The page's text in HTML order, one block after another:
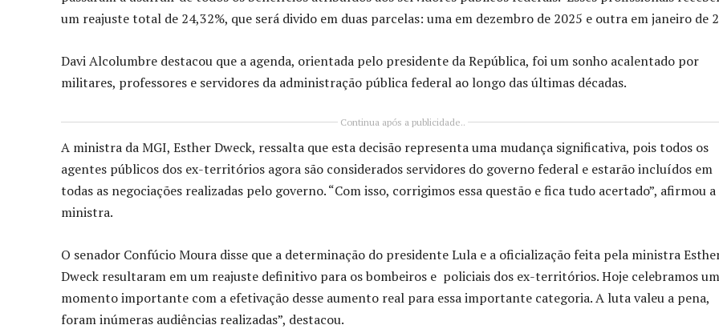
um reajuste total de 24,32%, que será divido em duas parcelas: uma em dezembro de 2025 e outra em janeiro de
Davi Alcolumbre destacou que a agenda, orientada pelo presidente da República, foi um sonho acalentado por
militares, professores e servidores da administração pública federal ao longo das últimas décadas.
Continua após a publicidade..
A ministra da MGI, Esther Dweck, ressalta que esta decisão representa uma mudança significativa, pois todos os
agentes públicos dos ex-territórios agora são considerados servidores do governo federal e estarão incluídos em
todas as negociações realizadas pelo governo. “Com isso, corrigimos essa questão e fica tudo acertado”, afirmou a
ministra.
O senador Confúcio Moura disse que a determinação do presidente Lula e a oficialização feita pela ministra
Dweck resultaram em um reajuste definitivo para os bombeiros e policiais dos ex-territórios. Hoje celebramos um
momento importante com a efetivação desse aumento real para essa importante categoria. A luta valeu a pena,
foram inúmeras audiências realizadas”, destacou.